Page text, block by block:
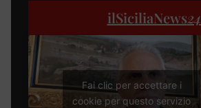
ilSiciliaNews24
Fai clic per accettare i
cookie per questo servizio